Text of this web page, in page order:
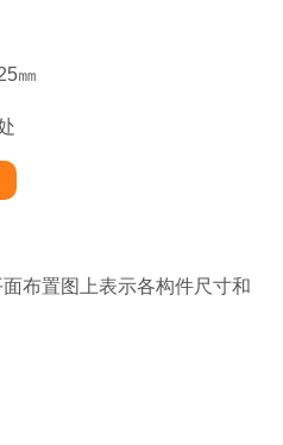
㎜
布置图上表示各构件尺寸和